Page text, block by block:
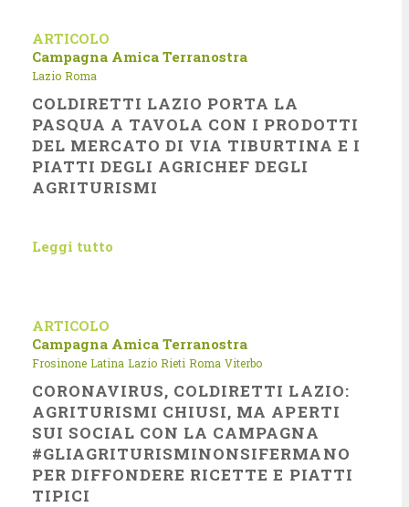
ARTICOLO
Campagna Amica Terranostra
Lazio Roma
COLDIRETTI LAZIO PORTA LA
PASQUA A TAVOLA CON I PRODOTTI
DEL MERCATO DI VIA TIBURTINA E I
PIATTI DEGLI AGRICHEF DEGLI
AGRITURISMI
Leggi tutto
ARTICOLO
Campagna Amica Terranostra
Frosinone Latina Lazio Rieti Roma Viterbo
CORONAVIRUS, COLDIRETTI LAZIO:
AGRITURISMI CHIUSI, MA APERTI
SUI SOCIAL CON LA CAMPAGNA
#GLIAGRITURISMINONSIFERMANO
PER DIFFONDERE RICETTE E PIATTI
TIPICI